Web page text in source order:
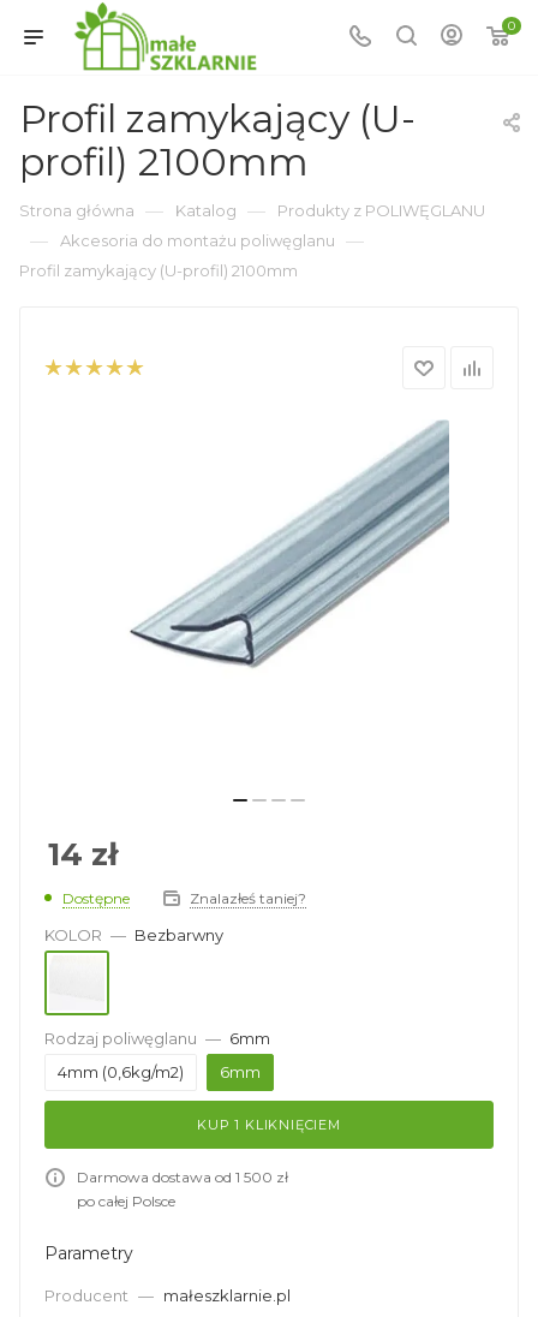
0
Profil zamykający (U-
profil) 2100mm
Strona główna — Katalog — Produkty z POLIWĘGLANU
— Akcesoria do montażu poliwęglanu —
Profil zamykający (U-profil) 2100mm
14 zł
Dostępne Znalazłeś taniej?
KOLOR — Bezbarwny
Rodzaj poliwęglanu — 6mm
4mm (0,6kg/m2)
6mm
KUP 1 KLIKNIĘCIEM
Darmowa dostawa od 1 500 zł
po całej Polsce
Parametry
Producent — małeszklarnie.pl